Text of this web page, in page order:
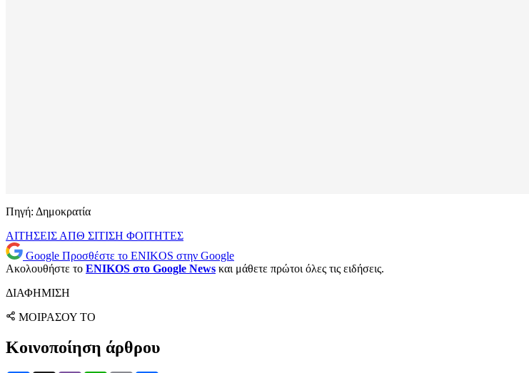
Πηγή: Δημοκρατία
ΑΙΤΗΣΕΙΣ ΑΠΘ ΣΙΤΙΣΗ ΦΟΙΤΗΤΕΣ
Google Προσθέστε το ENIKOS στην Google
Ακολουθήστε το ENIKOS στο Google News και μάθετε πρώτοι όλες τις ειδήσεις.
ΔΙΑΦΗΜΙΣΗ
ΜΟΙΡΑΣΟΥ ΤΟ
Κοινοποίηση άρθρου